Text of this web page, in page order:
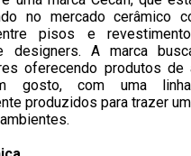
no mercado cerâmico
pisos e
designers. A marca
oferecendo produtos de
gosto, com uma
produzidos para trazer